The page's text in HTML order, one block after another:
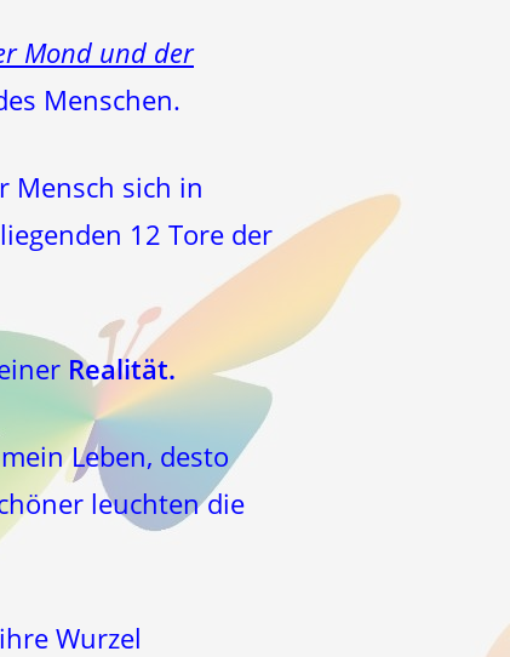
Mond und der
Menschen.
Mensch sich in
12 Tore der
Realität.
Leben, desto
leuchten die
Wurzel